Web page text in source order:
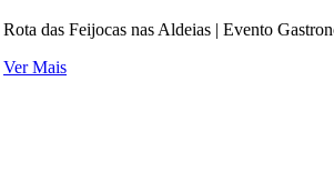
Rota das Feijocas nas Aldeias | Evento
Ver Mais